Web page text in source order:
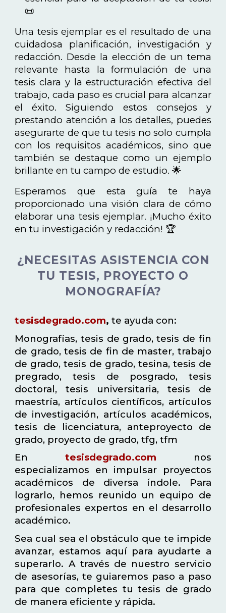
📜
Una tesis ejemplar es el resultado de una
cuidadosa planificación, investigación y
redacción. Desde la elección de un tema
relevante hasta la formulación de una
tesis clara y la estructuración efectiva del
trabajo, cada paso es crucial para alcanzar
el éxito. Siguiendo estos consejos y
prestando atención a los detalles, puedes
asegurarte de que tu tesis no solo cumpla
con los requisitos académicos, sino que
también se destaque como un ejemplo
brillante en tu campo de estudio. 🌟
Esperamos que esta guía te haya
proporcionado una visión clara de cómo
elaborar una tesis ejemplar. ¡Mucho éxito
en tu investigación y redacción! 🏆
¿NECESITAS ASISTENCIA CON
TU TESIS, PROYECTO O
MONOGRAFÍA?
tesisdegrado.com, te ayuda con:
Monografías, tesis de grado, tesis de fin
de grado, tesis de fin de master, trabajo
de grado, tesis de grado, tesina, tesis de
pregrado, tesis de posgrado, tesis
doctoral, tesis universitaria, tesis de
maestría, artículos científicos, artículos
de investigación, artículos académicos,
tesis de licenciatura, anteproyecto de
grado, proyecto de grado, tfg, tfm
En tesisdegrado.com nos
especializamos en impulsar proyectos
académicos de diversa índole. Para
lograrlo, hemos reunido un equipo de
profesionales expertos en el desarrollo
académico.
Sea cual sea el obstáculo que te impide
avanzar, estamos aquí para ayudarte a
superarlo. A través de nuestro servicio
de asesorías, te guiaremos paso a paso
para que completes tu tesis de grado
de manera eficiente y rápida.